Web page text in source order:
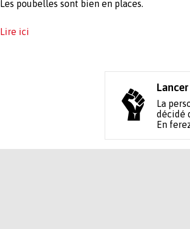
Les poubelles sont bien en places.
Lire ici
La
décidé
En